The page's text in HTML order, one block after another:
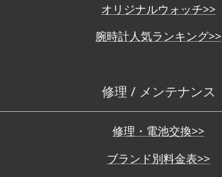
オリジナルウォッチ>>
腕時計人気ランキング>>
修理 / メンテナンス
修理・電池交換>>
ブランド別料金表>>